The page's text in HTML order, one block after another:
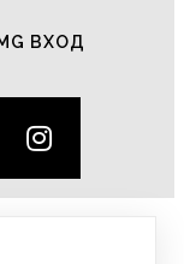
ВХОД